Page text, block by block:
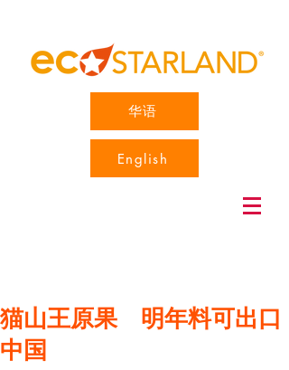
华语
English
猫山王原果 明年料可出口
中国